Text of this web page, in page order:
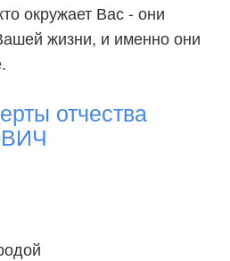
окружает Вас - они
жизни, и именно они
отчества